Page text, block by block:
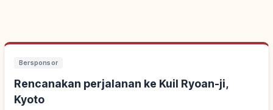
Bersponsor
Rencanakan perjalanan ke Kuil Ryoan-ji,
Kyoto